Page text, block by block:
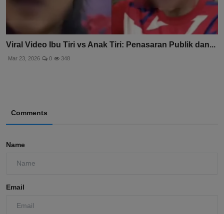
Viral Video Ibu Tiri vs Anak Tiri: Penasaran Publik dan...
Mar 23, 2026 0 348
Comments
Name
Email